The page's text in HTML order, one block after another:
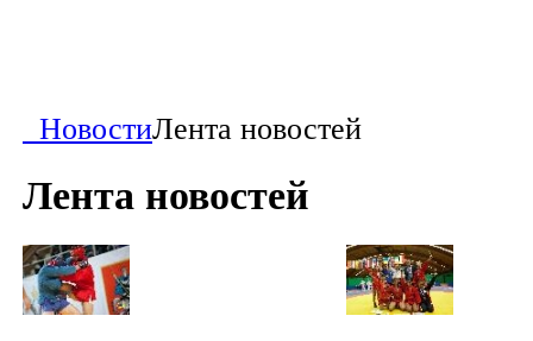
НовостиЛента новостей
Лента новостей